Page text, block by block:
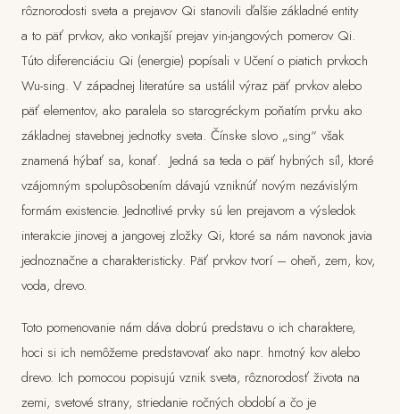
rôznorodosti sveta a prejavov Qi stanovili ďalšie základné entity
a to päť prvkov, ako vonkajší prejav yin-jangových pomerov Qi.
Túto diferenciáciu Qi (energie) popísali v Učení o piatich prvkoch
Wu-sing. V západnej literatúre sa ustálil výraz päť prvkov alebo
päť elementov, ako paralela so starogréckym poňatím prvku ako
základnej stavebnej jednotky sveta. Čínske slovo „sing“ však
znamená hýbať sa, konať. Jedná sa teda o päť hybných síl, ktoré
vzájomným spolupôsobením dávajú vzniknúť novým nezávislým
formám existencie. Jednotlivé prvky sú len prejavom a výsledok
interakcie jinovej a jangovej zložky Qi, ktoré sa nám navonok javia
jednoznačne a charakteristicky. Päť prvkov tvorí – oheň, zem, kov,
voda, drevo.
Toto pomenovanie nám dáva dobrú predstavu o ich charaktere,
hoci si ich nemôžeme predstavovať ako napr. hmotný kov alebo
drevo. Ich pomocou popisujú vznik sveta, rôznorodosť života na
zemi, svetové strany, striedanie ročných období a čo je